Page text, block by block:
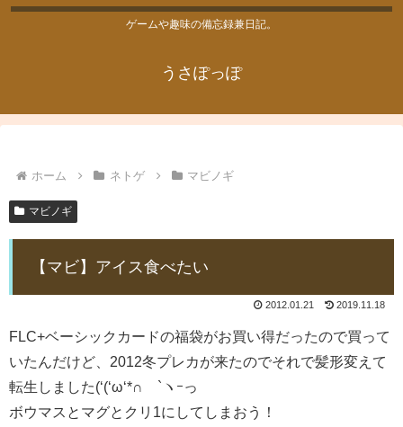
ゲームや趣味の備忘録兼日記。
うさぽっぽ
ホーム ネトゲ マビノギ
マビノギ
【マビ】アイス食べたい
2012.01.21 2019.11.18
FLC+ベーシックカードの福袋がお買い得だったので買って
いたんだけど、2012冬プレカが来たのでそれで髪形変えて
転生しました(‘(‘ω‘*∩ `ヽｰっ
ボウマスとマグとクリ1にしてしまおう！